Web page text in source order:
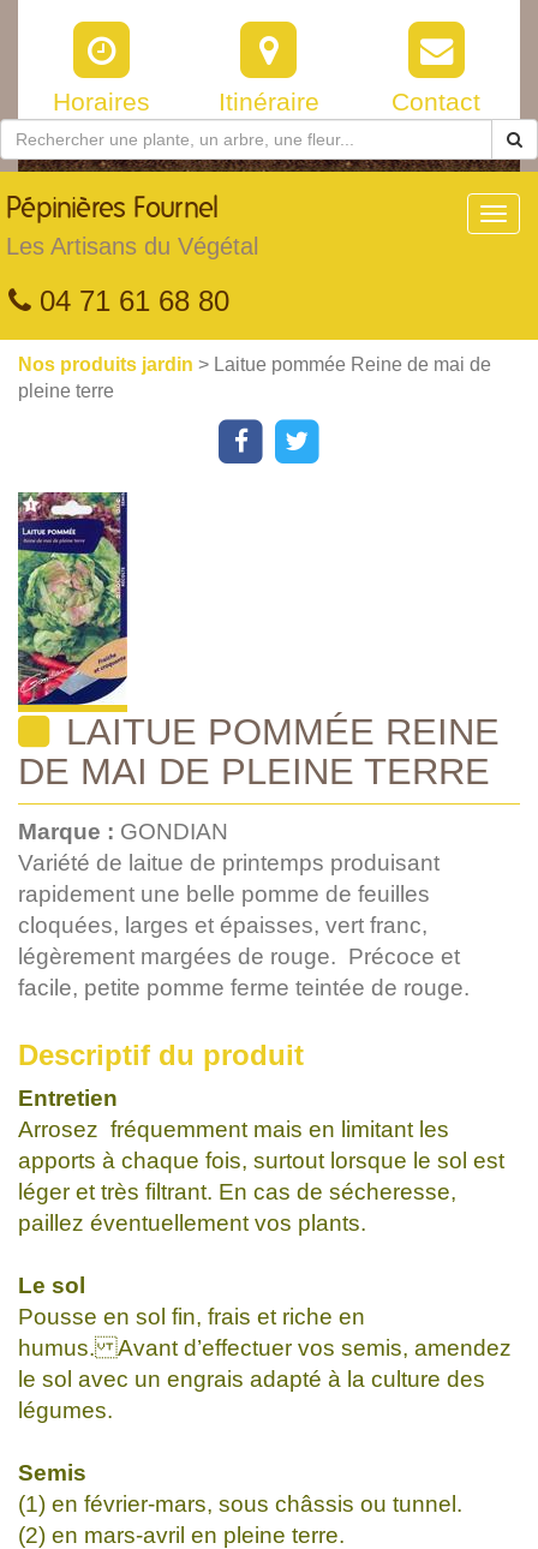
Horaires Itinéraire Contact
Pépinières Fournel
Les Artisans du Végétal
04 71 61 68 80
Nos produits jardin > Laitue pommée Reine de mai de
pleine terre
LAITUE POMMÉE REINE
DE MAI DE PLEINE TERRE
Marque : GONDIAN
Variété de laitue de printemps produisant
rapidement une belle pomme de feuilles
cloquées, larges et épaisses, vert franc,
légèrement margées de rouge. Précoce et
facile, petite pomme ferme teintée de rouge.
Descriptif du produit
Entretien
Arrosez fréquemment mais en limitant les
apports à chaque fois, surtout lorsque le sol est
léger et très filtrant. En cas de sécheresse,
paillez éventuellement vos plants.
Le sol
Pousse en sol fin, frais et riche en
humus. Avant d’effectuer vos semis, amendez
le sol avec un engrais adapté à la culture des
légumes.
Semis
(1) en février-mars, sous châssis ou tunnel.
(2) en mars-avril en pleine terre.